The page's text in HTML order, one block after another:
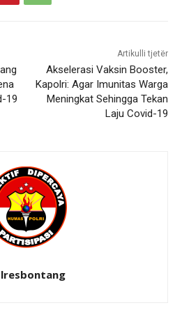
19
Artikulli tjetër
Akselerasi Vaksin Booster,
Kapolri: Agar Imunitas Warga
Meningkat Sehingga Tekan
Laju Covid-19